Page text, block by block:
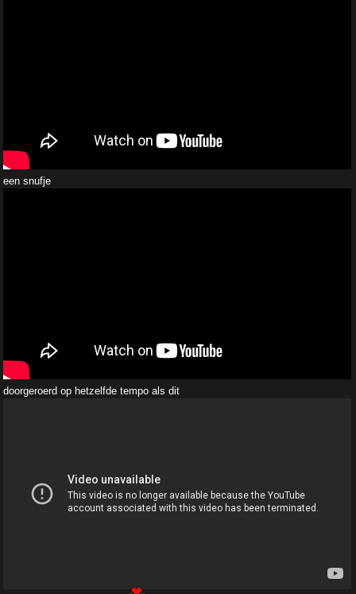
een snufje
doorgeroerd op hetzelfde tempo als dit